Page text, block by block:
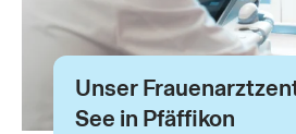
Unser
See in Pfäffikon